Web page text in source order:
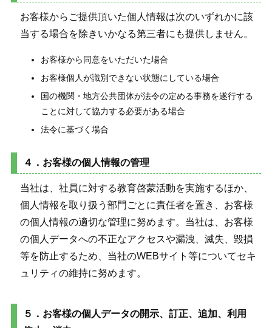
お客様からご提供頂いた個人情報は次のいずれかに該
当する場合を除きいかなる第三者にも提供しません。
お客様から同意をいただいた場合
お客様個人が識別できない状態にしている場合
国の機関・地方公共団体が法令の定める事務を遂行する
ことに対して協力する必要がある場合
法令に基づく場合
４．お客様の個人情報の管理
当社は、社員に対する教育啓蒙活動を実施するほか、
個人情報を取り扱う部門ごとに責任者を置き、お客様
の個人情報の適切な管理に努めます。当社は、お客様
の個人データへの不正なアクセスや漏洩、滅失、毀損
等を防止するため、当社のWEBサイト等についてセキ
ュリティの維持に努めます。
５．お客様の個人データの開示、訂正、追加、利用